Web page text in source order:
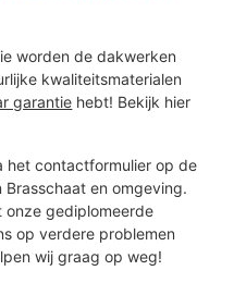
worden de dakwerken
kwaliteitsmaterialen
garantie hebt! Bekijk hier
het contactformulier op de
en omgeving.
onze gediplomeerde
op verdere problemen
wij graag op weg!